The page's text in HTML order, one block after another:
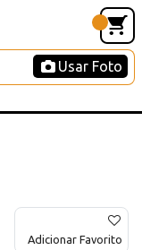
Usar Foto
Adicionar Favorito